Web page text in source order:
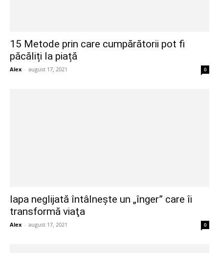
15 Metode prin care cumpărătorii pot fi
păcăliți la piață
Alex - august 17, 2021 0
Iapa neglijată întâlneşte un „înger” care îi
transformă viaţa
Alex - august 17, 2021 0